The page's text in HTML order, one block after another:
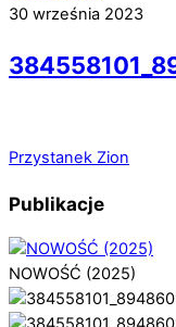
30 września 2023
Przystanek Zion
Publikacje
NOWOŚĆ (2025)